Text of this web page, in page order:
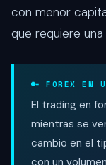
con menor
que requiere
🔑 FOREX EN
El trading en
mientras se
cambio en el
con un